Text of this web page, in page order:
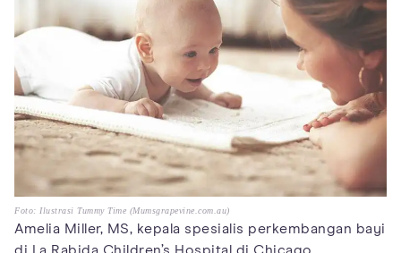
Foto: Ilustrasi Tummy Time (Mumsgrapevine.com.au)
Amelia Miller, MS, kepala spesialis perkembangan bayi
di La Rabida Children’s Hospital di Chicago,